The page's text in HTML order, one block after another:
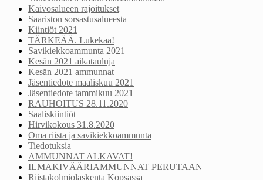
Kaivosalueen rajoitukset
Saariston sorsastusalueesta
Kiintiöt 2021
TÄRKEÄÄ. Lukekaa!
Savikiekkoammunta 2021
Kesän 2021 aikatauluja
Kesän 2021 ammunnat
Jäsentiedote maaliskuu 2021
Jäsentiedote tammikuu 2021
RAUHOITUS 28.11.2020
Saaliskiintiöt
Hirvikokous 31.8.2020
Oma riista ja savikiekkoammunta
Tiedotuksia
AMMUNNAT ALKAVAT!
ILMAKIVÄÄRIAMMUNNAT PERUTAAN
Riistakolmiolaskenta Kopsassa